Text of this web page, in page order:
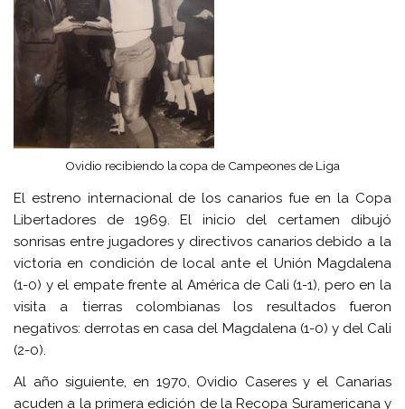
Ovidio recibiendo la copa de Campeones de Liga
El estreno internacional de los canarios fue en la Copa
Libertadores de 1969. El inicio del certamen dibujó
sonrisas entre jugadores y directivos canarios debido a la
victoria en condición de local ante el Unión Magdalena
(1-0) y el empate frente al América de Cali (1-1), pero en la
visita a tierras colombianas los resultados fueron
negativos: derrotas en casa del Magdalena (1-0) y del Cali
(2-0).
Al año siguiente, en 1970, Ovidio Caseres y el Canarias
acuden a la primera edición de la Recopa Suramericana y